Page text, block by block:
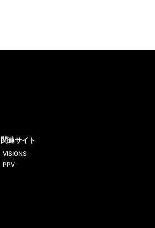
関連サイト
VISIONS
PPV